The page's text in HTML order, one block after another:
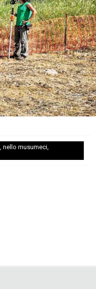
,nello musumeci,